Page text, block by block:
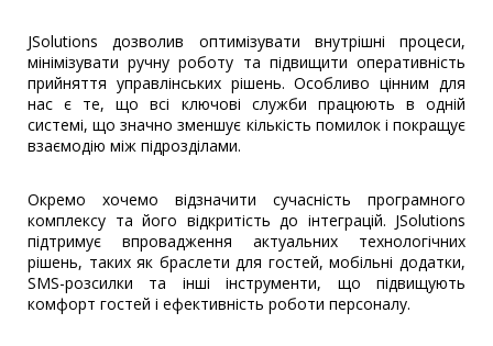
JSolutions дозволив оптимізувати внутрішні процеси,
мінімізувати ручну роботу та підвищити оперативність
прийняття управлінських рішень. Особливо цінним для
нас є те, що всі ключові служби працюють в одній
системі, що значно зменшує кількість помилок і покращує
взаємодію між підрозділами.
Окремо хочемо відзначити сучасність програмного
комплексу та його відкритість до інтеграцій. JSolutions
підтримує впровадження актуальних технологічних
рішень, таких як браслети для гостей, мобільні додатки,
SMS-розсилки та інші інструменти, що підвищують
комфорт гостей і ефективність роботи персоналу.